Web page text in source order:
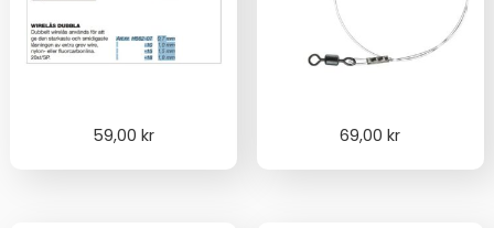
59,00kr 69,00kr